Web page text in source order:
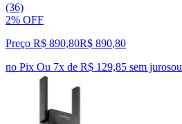
(36)
2% OFF
Preço R$ 890,80R$ 890,80
no Pix Ou 7x de R$ 129,85 sem jurosou